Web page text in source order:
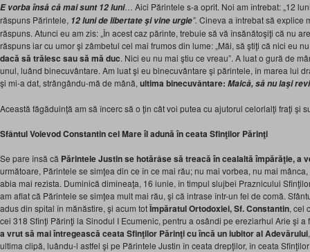
E vorbaînsă că mai sunt 12 luni… Aici Părintele s-a oprit. Noi am întrebat: „12
răspuns Părintele, 12 luni de libertate şi vine urgie”. Cineva a întrebat să explice
răspuns. Atunci eu am zis: „În acest caz părinte, trebuie să vă însănătoşiţi că nu
răspuns iar cu umor şi zâmbetul cel mai frumos din lume: „Măi, să ştiţi că nici eu
dacă să trăiesc sau să mă duc. Nici eu nu mai ştiu ce vreau”. A luat o gură de
unul, luând binecuvântare. Am luat şi eu binecuvântare şi părintele, în marea lui
şi mi-a dat, strângându-mă de mână, ultima binecuvântare: Maică,să nu laşi
Această făgăduinţă am să încerc să o ţin cât voi putea cu ajutorul celorlalţi fraţi şi
Sfântul Voievod Constantin cel Mare îl adună în ceata Sfinţilor Părinţi
Se pare însă că Părintele Justin se hotărâse să treacă în cealaltă împărăţie, a
următoare, Părintele se simţea din ce în ce mai rău; nu mai vorbea, nu mai
abia mai rezista. Duminică dimineaţa, 16 iunie, în timpul slujbei Praznicului
am aflat că Părintele se simţea mult mai rău, şi că intrase într-un fel de comă.
adus din spital în mănăstire, şi acum totÎmpăratulOrtodoxiei, Sf. Constantin, cel
cei 318 Sfinţi Părinţi la Sinodul I Ecumenic, pentru a osândi pe ereziarhul Arie şi
a vrut să mai întregească ceata Sfinţilor Părinţi cu încă un iubitor al Adevărului
ultima clipă, luându-l astfel şi pe Părintele Justin în ceata drepţilor, în ceata